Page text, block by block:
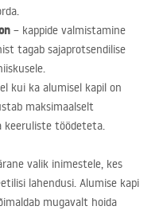
– kappide valmistamine
tagab sajaprotsendilise
kui ka alumisel kapil on
maksimaalselt
keeruliste töödeteta.
valik inimestele, kes
lahendusi. Alumise kapi
mugavalt hoida